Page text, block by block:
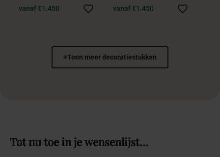
vanaf €1.450 vanaf €1.450
+Toon meer decoratiestukken
Tot nutoe injewensenlijst…